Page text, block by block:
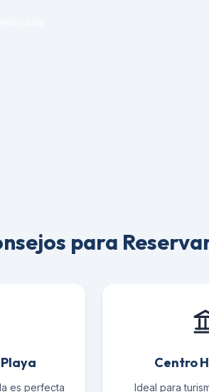
para
es perfecta
Centro
Ideal para